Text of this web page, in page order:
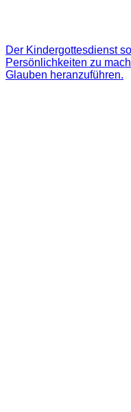
Der Kindergottesdienst
Persönlichkeiten zu
Glauben heranzuführen.